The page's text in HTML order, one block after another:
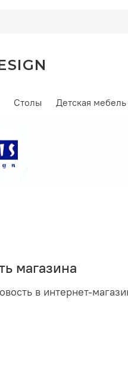
Cтолы Детская мебель
магазина
в интернет-